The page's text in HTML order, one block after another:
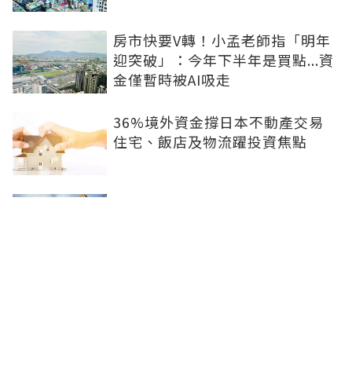
房市快要V轉！小孟老師指「明年
迎突破」：今年下半年是買點...資
金僅暫時被AI吸走
36%境外資金撐日本不動產交易
住宅、飯店及物流躍投資焦點